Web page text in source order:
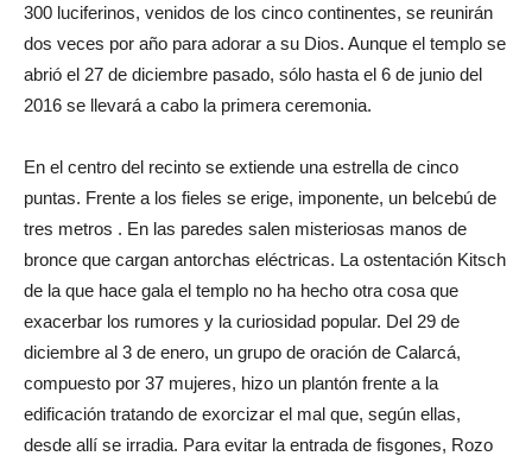
300 luciferinos, venidos de los cinco continentes, se reunirán
dos veces por año para adorar a su Dios. Aunque el templo se
abrió el 27 de diciembre pasado, sólo hasta el 6 de junio del
2016 se llevará a cabo la primera ceremonia.
En el centro del recinto se extiende una estrella de cinco
puntas. Frente a los fieles se erige, imponente, un belcebú de
tres metros . En las paredes salen misteriosas manos de
bronce que cargan antorchas eléctricas. La ostentación Kitsch
de la que hace gala el templo no ha hecho otra cosa que
exacerbar los rumores y la curiosidad popular. Del 29 de
diciembre al 3 de enero, un grupo de oración de Calarcá,
compuesto por 37 mujeres, hizo un plantón frente a la
edificación tratando de exorcizar el mal que, según ellas,
desde allí se irradia. Para evitar la entrada de fisgones, Rozo